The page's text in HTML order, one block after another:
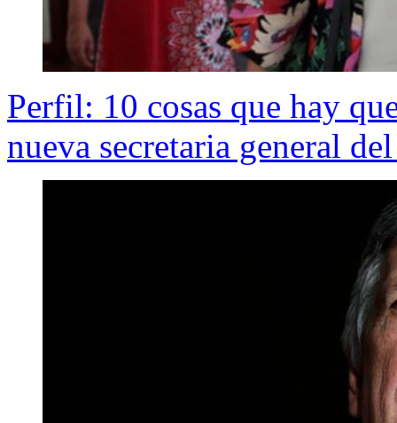
Perfil: 10 cosas que hay
nueva secretaria general